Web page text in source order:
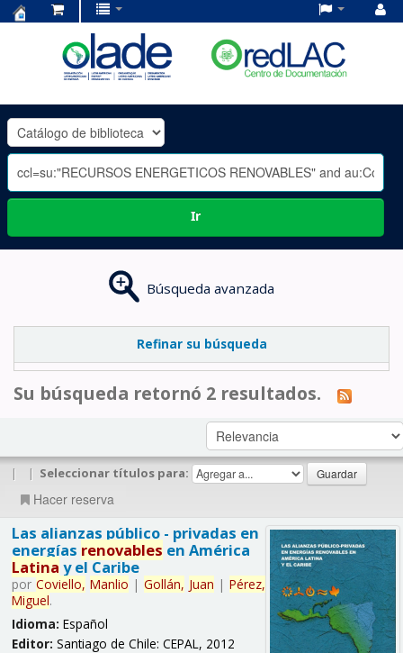
OLADE
-
Ir
Búsqueda avanzada
Refinar su búsqueda
Su búsqueda retornó 2 resultados.
| | Seleccionar títulos para:
Hacer reserva
Las alianzas público - privadas en
energías renovables en América
Latina y el Caribe
por Coviello, Manlio | Gollán, Juan | Pérez,
Miguel.
Idioma: Español
Editor: Santiago de Chile: CEPAL, 2012